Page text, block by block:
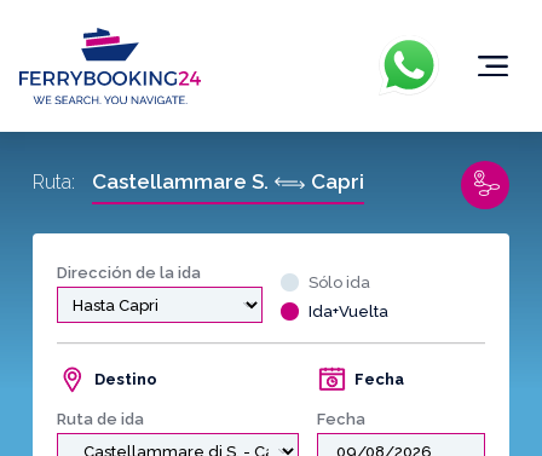
Dirección de la ida
Sólo ida
Ida+Vuelta
Destino
Ruta de ida
Fecha
Fecha
Ruta: Castellammare S. Capri